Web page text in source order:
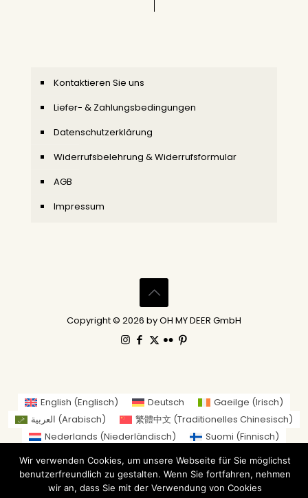
Kontaktieren Sie uns
Liefer- & Zahlungsbedingungen
Datenschutzerklärung
Widerrufsbelehrung & Widerrufsformular
AGB
Impressum
Copyright © 2026 by OH MY DEER GmbH
English (Englisch) Deutsch Gaeilge (Irisch)
العربية (Arabisch) 繁體中文 (Traditionelles Chinesisch)
Nederlands (Niederländisch) Suomi (Finnisch)
Français( Französisch Italiano (Italienisch )
日本語(Japanisch)
Norsk bokmål( Norwegisch (Buchsprache))
Wir verwenden Cookies, um unsere Webseite für Sie möglichst
benutzerfreundlich zu gestalten. Wenn Sie fortfahren, nehmen
wir an, dass Sie mit der Verwendung von Cookies